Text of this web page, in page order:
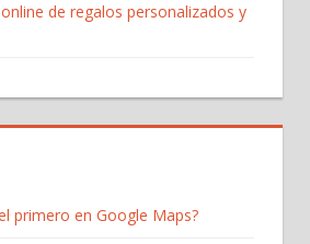
de regalos personalizados y
primero en Google Maps?